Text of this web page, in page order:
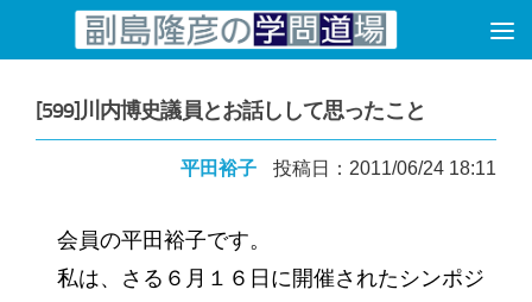
コンテンツへスキップ
[599]川内博史議員とお話しして思ったこと
平田裕子 投稿日：2011/06/24 18:11
会員の平田裕子です。
私は、さる６月１６日に開催されたシンポジ